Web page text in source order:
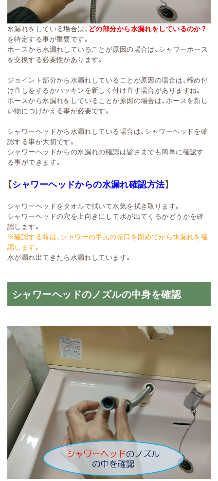
水漏れをしている場合は、 どの部分から水漏れをしているのか？
を特定する事が重要です。
ホースから水漏れしていることが原因の場合は、シャワーホース
を交換する必要性があります。
ジョイント部分から水漏れしていることが原因の場合は、締め付
け直しをするかパッキンを新しく付け直す場合がありますね。
ホースから水漏れをしていることが原因の場合は、ホースを新し
い物につけかえる事が必要です。
シャワーヘッドから水漏れしている場合は、シャワーヘッドを確
認する事が大切です。
シャワーヘッドからの水漏れの確認は皆さまでも簡単に確認す
る事ができます。
【シャワーヘッドからの水漏れ確認方法】
シャワーヘッドをタオルで拭いて水気を拭き取ります。
シャワーヘッドの穴を上向きにして水が出てくるかどうかを確
認します。
※確認する時は、シャワーの手元の蛇口を閉めてから水漏れを確
認します。
水が漏れ出てきたら水漏れしています。
シャワーヘッドのノズルの中身を確認